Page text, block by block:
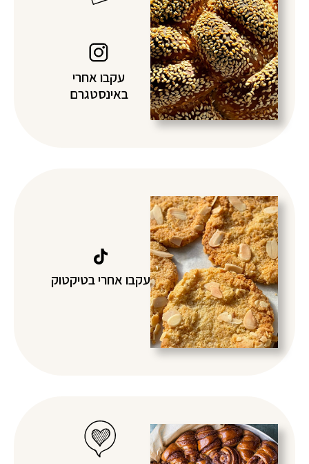
עקבו אחרי
באינסטגרם
עקבו אחרי בטיקטוק